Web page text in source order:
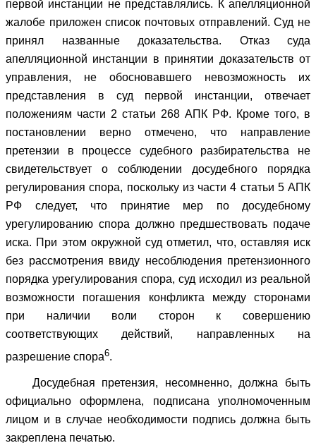
первой инстанции не представлялись. К апелляционной
жалобе приложен список почтовых отправлений. Суд не
принял названные доказательства. Отказ суда
апелляционной инстанции в принятии доказательств от
управления, не обосновавшего невозможность их
представления в суд первой инстанции, отвечает
положениям части 2 статьи 268 АПК РФ. Кроме того, в
постановлении верно отмечено, что направление
претензии в процессе судебного разбирательства не
свидетельствует о соблюдении досудебного порядка
регулирования спора, поскольку из части 4 статьи 5 АПК
РФ следует, что принятие мер по досудебному
урегулированию спора должно предшествовать подаче
иска. При этом окружной суд отметил, что, оставляя иск
без рассмотрения ввиду несоблюдения претензионного
порядка урегулирования спора, суд исходил из реальной
возможности погашения конфликта между сторонами
при наличии воли сторон к совершению
соответствующих действий, направленных на
разрешение спора6.
Досудебная претензия, несомненно, должна быть
официально оформлена, подписана уполномоченным
лицом и в случае необходимости подпись должна быть
закреплена печатью.